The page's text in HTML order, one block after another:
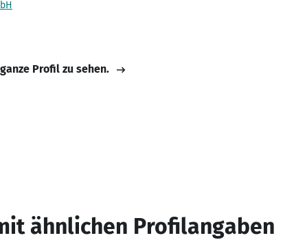
Profil zu sehen.
ähnlichen Profilangaben